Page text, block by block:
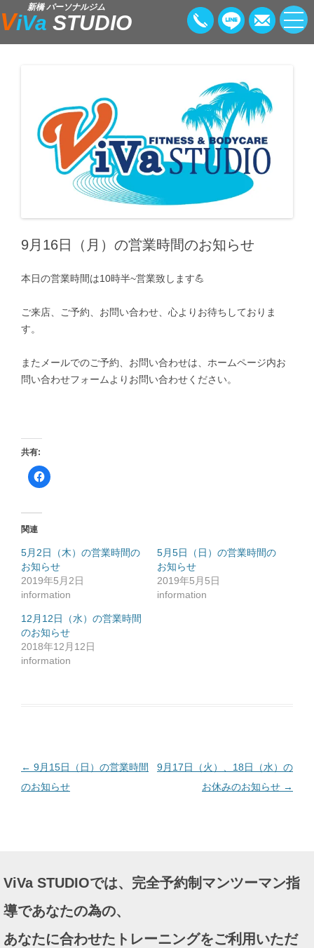
新橋 パーソナルジム
ViVa STUDIO
9月16日（月）の営業時間のお知らせ
本日の営業時間は10時半~営業致します💪
ご来店、ご予約、お問い合わせ、心よりお待ちしておりま
す。
またメールでのご予約、お問い合わせは、ホームページ内お
問い合わせフォームよりお問い合わせください。
共有:
F
a
共
有
す
る
に
は
ク
ッ
ク
し
て
く
だ
さ
で
開
ま
す
関連
5月2日（木）の営業時間の
お知らせ
2019年5月2日
information
5月5日（日）の営業時間の
お知らせ
2019年5月5日
information
12月12日（水）の営業時間
のお知らせ
2018年12月12日
information
投
稿
シ
ョ
← 9月15日（日）の営業時間
のお知らせ
9月17日（火）、18日（水）の
お休みのお知らせ →
ViVa STUDIOでは、完全予約制マンツーマン指
導であなたの為の、
あなたに合わせたトレーニングをご利用いただ